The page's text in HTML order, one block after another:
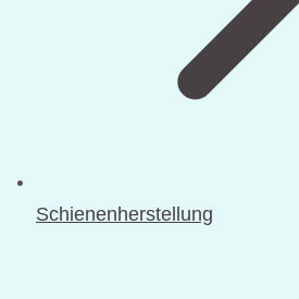
Schienenherstellung